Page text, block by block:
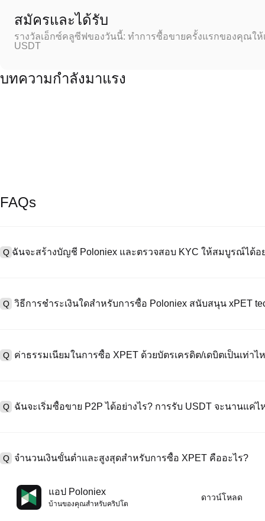
สมัครและได้รับ
รางวัลเอ็กซ์คลูซีฟของวันนี้: ทำการซื้อขายครั้งแรกของคุณใ
USDT
บทความกำลังมาแรง
FAQs
Q ฉันจะสร้างบัญชี Poloniex และตรวจสอบ KYC ให้สมบูรณ์ได้อ
"ความปลอดภัย" อัปโหลดเอกสาร Id ที่ถูกต้องของคุณ และถ่ายเซลฟี่เ
Q วิธีการชำระเงินใดสำหรับการซื้อ Poloniex สนับสนุน xPET
ซื้อขาย OTC สำหรับธุรกรรมขนาดใหญ่เกิน 100,000 USD พร้อมใบเสนอ
Q ค่าธรรมเนียมในการซื้อ XPET ด้วยบัตรเครดิต/เดบิตเป็นเท่าไ
ธรรมเนียมการซื้อขายแบบสปอตมาตรฐาน (ต่ำถึง 0.05%) ใช้กับการซื้อขา
Q ฉันจะเริ่มซื้อขาย P2P ได้อย่างไร? การรับ USDT จะนานแค่ไ
กับวิธีการชำระเงินและเวลาตอบสนองของผู้ขาย
Q จำนวนเงินขั้นต่ำและสูงสุดสำหรับการซื้อ XPET คืออะไร?
ขีดจำกัดขั้นต่ำและสูงสุดแตกต่างกันขึ้นอยู่กับวิธีการซื้อและระดับการ
ดอลลาร์โดยสูงสุดขึ้นอยู่กับผู้ให้บริการ ผู้ขาย P2P ส่วนใหญ่มีข้อกำหนดก
มัดจำขั้นต่ำ 100 ดอลลาร์ คุณสามารถตรวจสอบแต่ละหน้าสำหรับขีดจำกั
แอป Poloniex
บ้านของคุณสําหรับคริปโต
ดาวน์โหลด